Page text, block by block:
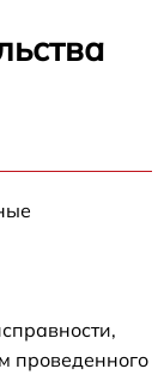
проведенного